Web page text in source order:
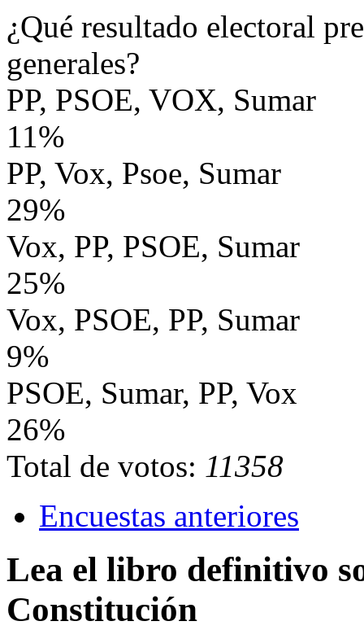
¿Qué resultado electoral
generales?
PP, PSOE, VOX, Sumar
11%
PP, Vox, Psoe, Sumar
29%
Vox, PP, PSOE, Sumar
25%
Vox, PSOE, PP, Sumar
9%
PSOE, Sumar, PP, Vox
26%
Total de votos: 11358
Encuestas anteriores
Lea el libro definitivo
Constitución